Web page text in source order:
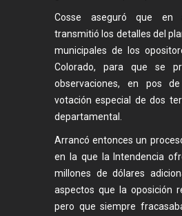
Cosse aseguró que en
transmitió los detalles del
municipales de los
Colorado, para que se
observaciones, en pos
votación especial de dos
departamental.
Arrancó entonces un
en la que la Intendencia
millones de dólares
aspectos que la oposición
pero que siempre